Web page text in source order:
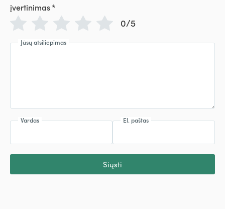
įvertinimas*
0/5
Jūsų atsiliepimas
Vardas El. paštas
Siųsti